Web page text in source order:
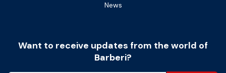
News
Want to receive updates from the world of
Barberi?